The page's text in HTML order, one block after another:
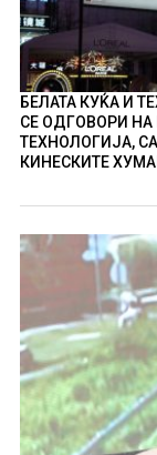
БЕЛАТА КУЌА И
СЕ ОДГОВОРИ НА
ТЕХНОЛОГИЈА,
КИНЕСКИТЕ